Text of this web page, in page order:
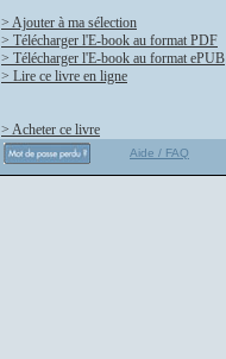
> Ajouter à ma sélection
> Télécharger l'E-book au format PDF
> Télécharger l'E-book au format ePUB
> Lire ce livre en ligne
> Acheter ce livre
Aide / FAQ